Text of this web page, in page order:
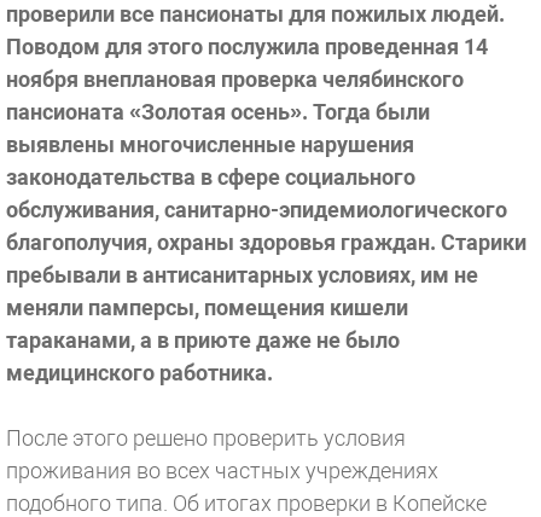
проверили все пансионаты для пожилых людей.
Поводом для этого послужила проведенная 14
ноября внеплановая проверка челябинского
пансионата «Золотая осень». Тогда были
выявлены многочисленные нарушения
законодательства в сфере социального
обслуживания, санитарно-эпидемиологического
благополучия, охраны здоровья граждан. Старики
пребывали в антисанитарных условиях, им не
меняли памперсы, помещения кишели
тараканами, а в приюте даже не было
медицинского работника.
После этого решено проверить условия
проживания во всех частных учреждениях
подобного типа. Об итогах проверки в Копейске